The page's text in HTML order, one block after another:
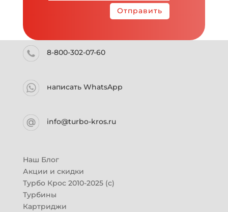
Отправить
8-800-302-07-60
написать WhatsApp
info@turbo-kros.ru
Наш Блог
Акции и скидки
Турбо Крос 2010-2025 (с)
Турбины
Картриджи